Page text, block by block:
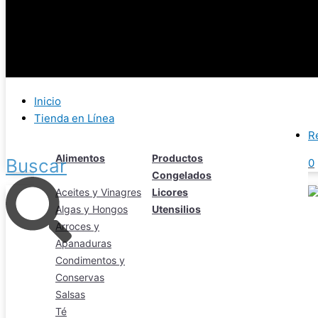
Inicio
Tienda en Línea
Alimentos
Aceites y Vinagres
Algas y Hongos
Arroces y
Apanaduras
Condimentos y
Conservas
Salsas
Té
Productos
Congelados
Licores
Utensilios
Buscar 0